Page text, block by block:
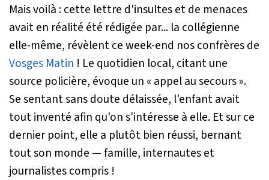
Mais voilà : cette lettre d'insultes et de menaces
avait en réalité été rédigée par... la collégienne
elle-même, révèlent ce week-end nos confrères de
Vosges Matin ! Le quotidien local, citant une
source policière, évoque un « appel au secours ».
Se sentant sans doute délaissée, l'enfant avait
tout inventé afin qu'on s'intéresse à elle. Et sur ce
dernier point, elle a plutôt bien réussi, bernant
tout son monde — famille, internautes et
journalistes compris !